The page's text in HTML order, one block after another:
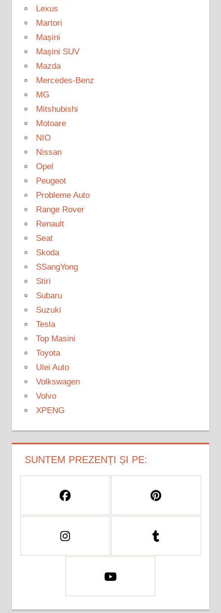
Lexus
Martori
Mașini
Mașini SUV
Mazda
Mercedes-Benz
MG
Mitshubishi
Motoare
NIO
Nissan
Opel
Peugeot
Probleme Auto
Range Rover
Renault
Seat
Skoda
SSangYong
Stiri
Subaru
Suzuki
Tesla
Top Masini
Toyota
Ulei Auto
Volkswagen
Volvo
XPENG
SUNTEM PREZENȚI ȘI PE: